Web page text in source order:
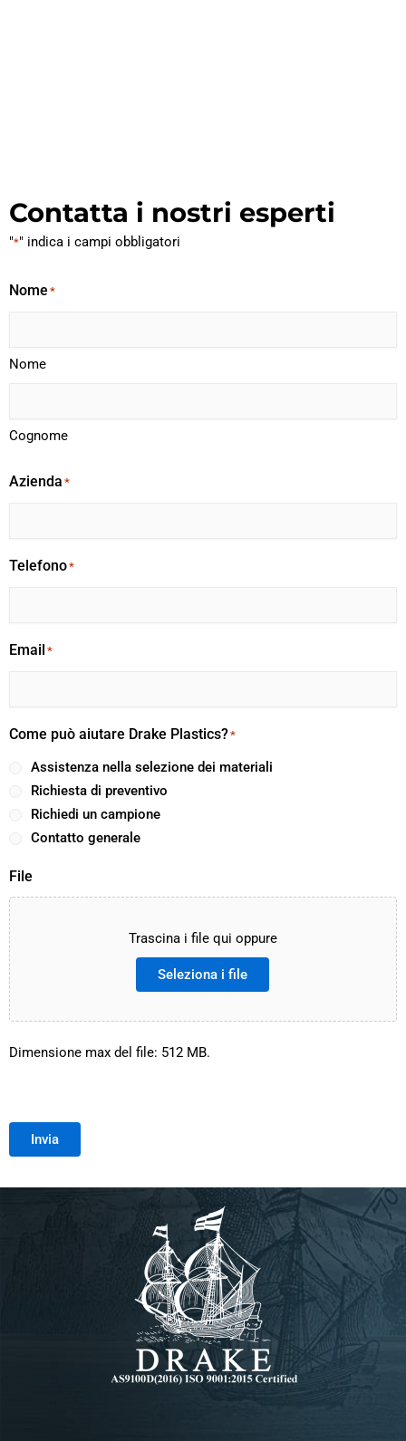
Contatta i nostri esperti
"*" indica i campi obbligatori
Nome *
Nome
Cognome
Azienda *
Telefono*
Email *
Come può aiutare Drake Plastics?*
Assistenza nella selezione dei materiali
Richiesta di preventivo
Richiedi un campione
Contatto generale
File
Trascina i file qui oppure
Seleziona i file
Dimensione max del file: 512 MB.
Invia